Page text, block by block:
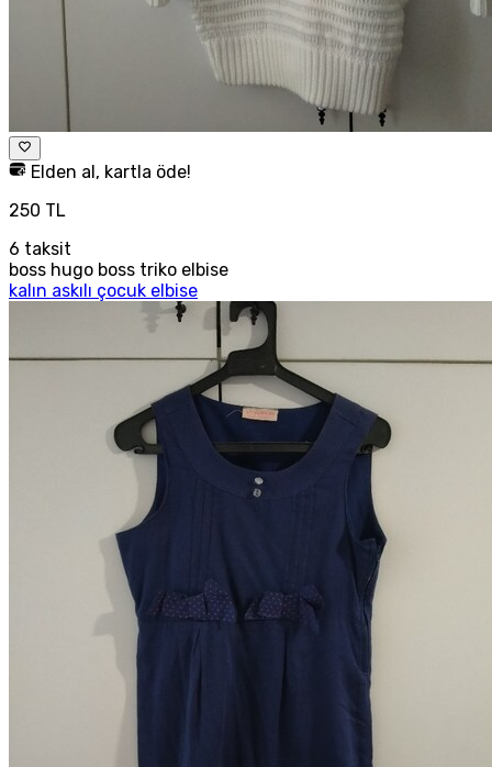
Elden al, kartla öde!
250 TL
6 taksit
boss hugo boss triko elbise
kalın askılı çocuk elbise